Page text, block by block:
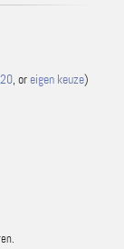
, or eigen keuze)